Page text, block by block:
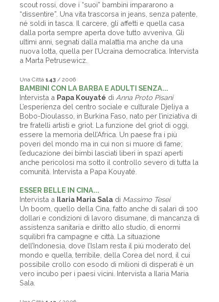
scout rossi, dove i “suoi” bambini impararono a
“dissentire”. Una vita trascorsa in jeans, senza patente,
né soldi in tasca. Il carcere, gli affetti e quella casa
dalla porta sempre aperta dove tutto avveniva. Gli
ultimi anni, segnati dalla malattia ma anche da una
nuova lotta, quella per l’Ucraina democratica. Intervista
a Marta Petrusewicz.
Una Città 143 / 2006
BAMBINI CON LA BARBA E ADULTI SENZA...
Intervista a Papa Kouyaté di Anna Proto Pisani
L’esperienza del centro sociale e culturale Djeliya a
Bobo-Dioulasso, in Burkina Faso, nato per l’iniziativa di
tre fratelli artisti e griot. La funzione del griot di oggi,
essere la memoria dell’Africa. Un paese fra i più
poveri del mondo ma in cui non si muore di fame;
l’educazione dei bimbi lasciati liberi in spazi aperti
anche pericolosi ma sotto il controllo severo di tutta la
comunità. Intervista a Papa Kouyaté.
ESSER BELLE IN CINA...
Intervista a Ilaria Maria Sala di Massimo Tesei
Un boom, quello della Cina, fatto anche di salari di 100
dollari e condizioni di lavoro disumane, di mancanza di
assistenza sanitaria e diritto allo studio, di enormi
squilibri fra campagne e città. La situazione
dell’Indonesia, dove l’Islam resta il più moderato del
mondo e quella, terribile, della Corea del nord, il cui
possibile crollo con esodo di milioni di disperati è un
vero incubo per i paesi vicini. Intervista a Ilaria Maria
Sala.